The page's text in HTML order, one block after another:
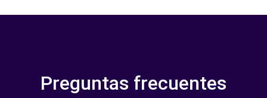
Preguntas frecuentes